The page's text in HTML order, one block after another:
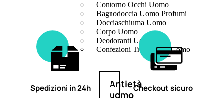
Contorno Occhi Uomo
Bagnodoccia Uomo Profumi
Docciaschiuma Uomo
Corpo Uomo
Deodoranti Uomo
Confezioni Trattamenti Uomo
Antietà
uomo
Spedizioni in 24h Checkout sicuro